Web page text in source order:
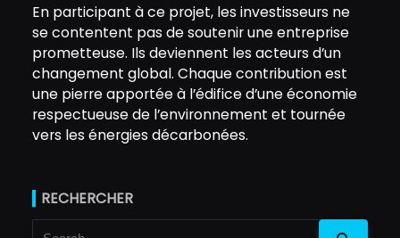
En participant à ce projet, les investisseurs ne
se contentent pas de soutenir une entreprise
prometteuse. Ils deviennent les acteurs d’un
changement global. Chaque contribution est
une pierre apportée à l’édifice d’une économie
respectueuse de l’environnement et tournée
vers les énergies décarbonées.
RECHERCHER
Search